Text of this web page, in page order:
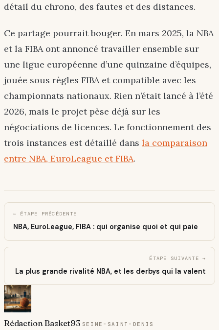
détail du chrono, des fautes et des distances.
Ce partage pourrait bouger. En mars 2025, la NBA
et la FIBA ont annoncé travailler ensemble sur
une ligue européenne d’une quinzaine d’équipes,
jouée sous règles FIBA et compatible avec les
championnats nationaux. Rien n’était lancé à l’été
2026, mais le projet pèse déjà sur les
négociations de licences. Le fonctionnement des
trois instances est détaillé dans la comparaison
entre NBA, EuroLeague et FIBA.
← ÉTAPE PRÉCÉDENTE
NBA, EuroLeague, FIBA : qui organise quoi et qui paie
ÉTAPE SUIVANTE →
La plus grande rivalité NBA, et les derbys qui la valent
Rédaction Basket93 SEINE-SAINT-DENIS